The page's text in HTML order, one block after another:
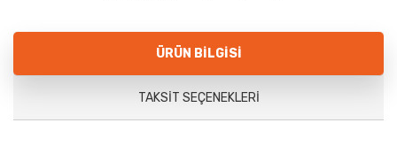
ÜRÜN BILGISI
TAKSIT SEÇENEKLERI